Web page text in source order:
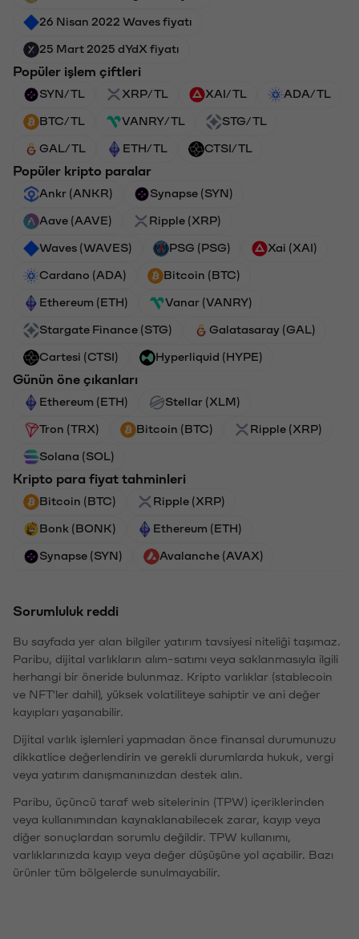
26 Nisan 2022 Waves fiyatı
25 Mart 2025 dYdX fiyatı
Popüler işlem çiftleri
SYN/TL XRP/TL XAI/TL ADA/TL
BTC/TL VANRY/TL STG/TL
GAL/TL ETH/TL CTSI/TL
Popüler kripto paralar
Ankr (ANKR) Synapse (SYN)
Aave (AAVE) Ripple (XRP)
Waves (WAVES) PSG (PSG) Xai (XAI)
Cardano (ADA) Bitcoin (BTC)
Ethereum (ETH) Vanar (VANRY)
Stargate Finance (STG) Galatasaray (GAL)
Cartesi (CTSI) Hyperliquid (HYPE)
Günün öne çıkanları
Ethereum (ETH) Stellar (XLM)
Tron (TRX) Bitcoin (BTC) Ripple (XRP)
Solana (SOL)
Kripto para fiyat tahminleri
Bitcoin (BTC) Ripple (XRP)
Bonk (BONK) Ethereum (ETH)
Synapse (SYN) Avalanche (AVAX)
Sorumluluk reddi
Bu sayfada yer alan bilgiler yatırım tavsiyesi niteliği taşımaz.
Paribu, dijital varlıkların alım-satımı veya saklanmasıyla ilgili
herhangi bir öneride bulunmaz. Kripto varlıklar (stablecoin
ve NFT'ler dahil), yüksek volatiliteye sahiptir ve ani değer
kayıpları yaşanabilir.
Dijital varlık işlemleri yapmadan önce finansal durumunuzu
dikkatlice değerlendirin ve gerekli durumlarda hukuk, vergi
veya yatırım danışmanınızdan destek alın.
Paribu, üçüncü taraf web sitelerinin (TPW) içeriklerinden
veya kullanımından kaynaklanabilecek zarar, kayıp veya
diğer sonuçlardan sorumlu değildir. TPW kullanımı,
varlıklarınızda kayıp veya değer düşüşüne yol açabilir. Bazı
ürünler tüm bölgelerde sunulmayabilir.